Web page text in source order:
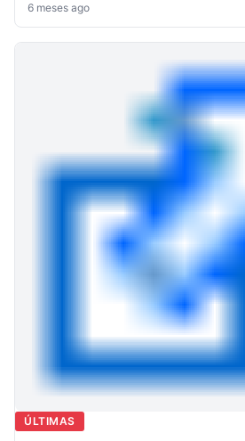
6 meses ago
ÚLTIMAS